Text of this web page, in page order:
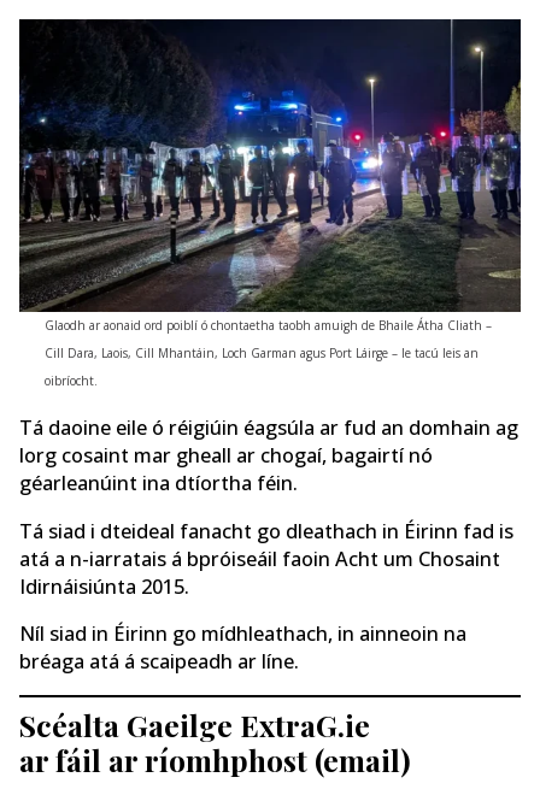
Glaodh ar aonaid ord poiblí ó chontaetha taobh amuigh de Bhaile Átha Cliath –
Cill Dara, Laois, Cill Mhantáin, Loch Garman agus Port Láirge – le tacú leis an
oibríocht.
Tá daoine eile ó réigiúin éagsúla ar fud an domhain ag
lorg cosaint mar gheall ar chogaí, bagairtí nó
géarleanúint ina dtíortha féin.
Tá siad i dteideal fanacht go dleathach in Éirinn fad is
atá a n-iarratais á bpróiseáil faoin Acht um Chosaint
Idirnáisiúnta 2015.
Níl siad in Éirinn go mídhleathach, in ainneoin na
bréaga atá á scaipeadh ar líne.
Scéalta Gaeilge ExtraG.ie
ar fáil ar ríomhphost (email)